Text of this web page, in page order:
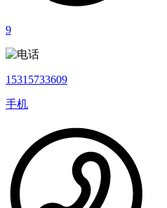
9
15315733609
手机